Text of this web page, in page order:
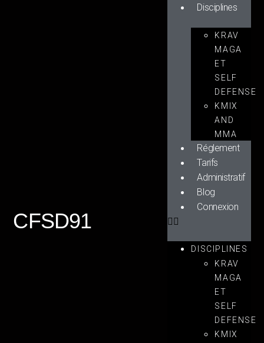
CFSD91
Disciplines
KRAV
MAGA
ET
SELF
DEFENSE
KMIX
AND
MMA
Réglement
Tarifs
Administratif
Blog
Connexion
DISCIPLINES
KRAV
MAGA
ET
SELF
DEFENSE
KMIX